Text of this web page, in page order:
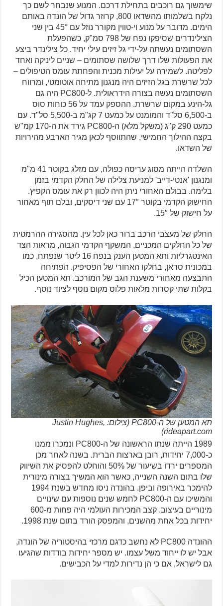
שימשוך גם רוכבים בתחילת דרכם. המנוע שנבחר לשם כך
נלקח בשלמותו מהשדאו 800, קרוזר גדול של הונדה באותם
הימים. מדובר על מנוע וי-טווין מקורר נוזל עם 45° בין שני
הצילינדרים שסיפקו נפח של 798 סמ"ק, כשהפעלת
השסתומים נעשתה על-ידי גל זיזים עילי יחיד. כל צילינדר ביצע
את הפעולות שלו דרך שלושה שסתומים – שניים ליניקה ואחד
לפליטה. לשמירה על יעילות מכנית והפחתת עומס הטיפולים –
לכל שרשרת בגל הזיזים היה מנגנון מתיחה אוטומטי, ומרווח
השסתומים נעשה בצורה הידראולית. ל-PC800 היה גם
גל-הינע במקום שרשרת. ההספק עמד על 56 כוחות סוס
ב-6,500 סל"ד והמומנט על כמעט 7 קג"מ ב-5,500 סל"ד. עם
כמעט 290 ק"ג (משקל מלא) ה-PC800 גירד את ה-170 קמ"ש
בקצה ההילוך החמישי, שהתווסף לכאן מגיר הארבע מהירויות
של השדאו.
השלדה הייתה מסוג עריסה כפולה, עם מזלג בקוטר 41 מ"מ
ומנגנון 'אנטי-דייב' למניעת צלילה של החלק הקדמי בזמן
בלימה. בבולם האחורי ניתן היה לכוון רק את עומס הקפיץ.
החישוק הקדמי בקוטר 17″ עם שני דיסקים, ובלם תוף מאחור
על חישוק של 15″.
החלק של מעצבי הרכב ברור כאן לכל עין. מהסגירה ההרמטית
של כל החלקים המכניים, המשקף הקדמי הגבוה, מראות הצד
האינטגרליות ותא המטען הענק בנפח 16 ליטר שנפתח, כמו
במכונית סדאן, בחלקו האחורי של הפסיפיק. הפתיחה
התבצעה מאחורי משענת הגב של המורכב. תא המטען הכיל
בקלות שתי קסדות מלאות פלוס מקום נוסף לציוד נוסף.
תא המטען של ה-PC800 (צילום: Justin Hughes,
rideapart.com)
1989 הייתה שנתו הראשונה של ה-PC800 ונמכרו ממנו
כ-7,000 יחידות, רובן בארצות הברית. בשנה לאחר מכן
המספרים ירדו בשיעור של 50% והוחלט להפסיק את השיווק
שלו בתום השנה השנייה, כאשר הוא המשיך בצורה מינורית
להימכר באירופה וביפן. בהונדה ניסו מחדש בשנת 1994
והמשיכו עם ה-PC800 לחמש שנים נוספות עם שינויים
מינוריים בעיצוב. קצב המכירות העולמי היה פחות מ-600
יחידות בכל אחת מהשנים, והמפסק הורד בתום שנת 1998.
ההונדה PC800 לא נחשב כדגם מרכזי בהיסטוריה של הונדה,
אבל יש לו ייחוד משל עצמו. יש מספר יחידות בודדות שהגיעו
גם לישראל, אם כי הן נדירות למדי על הכבישים.